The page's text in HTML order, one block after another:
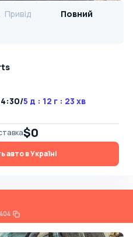
Привід
Повний
/5 д : 12 г : 23 хв
$0
авто в Україні